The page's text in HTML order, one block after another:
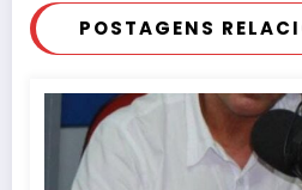
POSTAGENS